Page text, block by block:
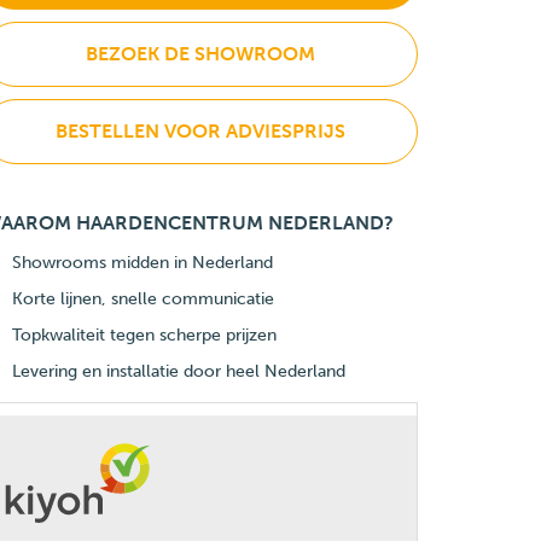
BEZOEK DE SHOWROOM
BESTELLEN VOOR ADVIESPRIJS
HAARDENCENTRUM NEDERLAND?
Showrooms midden in Nederland
Korte lijnen, snelle communicatie
Topkwaliteit tegen scherpe prijzen
Levering en installatie door heel Nederland